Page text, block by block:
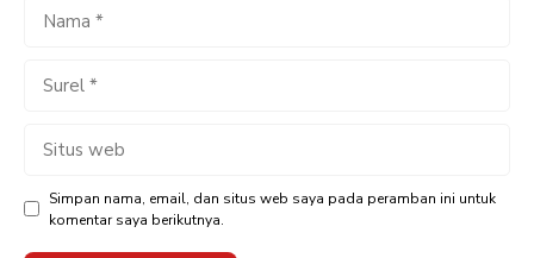
Simpan nama, email, dan situs web saya pada peramban ini untuk
komentar saya berikutnya.